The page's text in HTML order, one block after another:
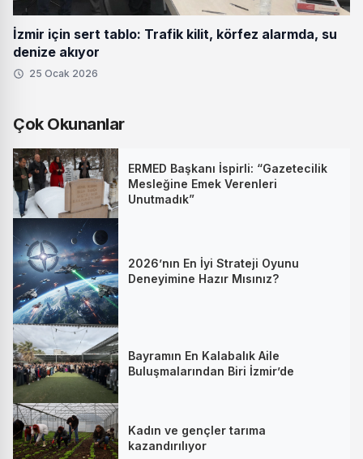
İzmir için sert tablo: Trafik kilit, körfez alarmda, su
denize akıyor
25 Ocak 2026
Çok Okunanlar
ERMED Başkanı İspirli: “Gazetecilik
Mesleğine Emek Verenleri
Unutmadık”
2026’nın En İyi Strateji Oyunu
Deneyimine Hazır Mısınız?
Bayramın En Kalabalık Aile
Buluşmalarından Biri İzmir’de
Kadın ve gençler tarıma
kazandırılıyor